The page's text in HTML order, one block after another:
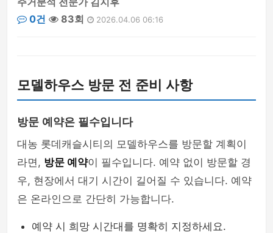
0건
83회 2026.04.06 06:16
모델하우스 방문 전 준비 사항
방문 예약은 필수입니다
대농 롯데캐슬시티의 모델하우스를 방문할 계획이
라면, 방문 예약이 필수입니다. 예약 없이 방문할 경
우, 현장에서 대기 시간이 길어질 수 있습니다. 예약
은 온라인으로 간단히 가능합니다.
예약 시 희망 시간대를 명확히 지정하세요.